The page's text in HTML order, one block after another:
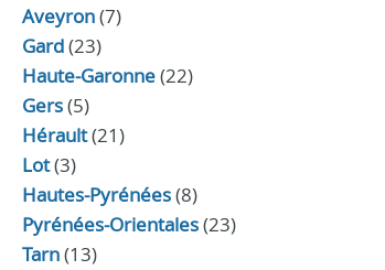
Aveyron(7)
Gard(23)
Haute-Garonne(22)
Gers(5)
Hérault(21)
Lot(3)
Hautes-Pyrénées(8)
Pyrénées-Orientales(23)
Tarn(13)